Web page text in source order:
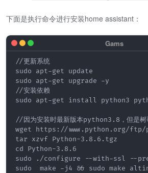
下面是执行命令进行安装home assistant：
//更新系统
sudo apt-get update
sudo apt-get upgrade -y
//安装依赖
sudo apt-get install python3
//因为安装时最新版本python3.8，但是
wget https://www.python.org/
tar xzvf Python-3.8.6.tgz
cd Python-3.8.6
sudo ./configure --with-ssl --
sudo  make -j4 && sudo make